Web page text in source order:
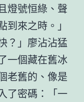
燈號恒綠、聲
來之時。」
？」廖沾沾猛
一個藏在舊冰
老舊的、像是
了密碼：「一